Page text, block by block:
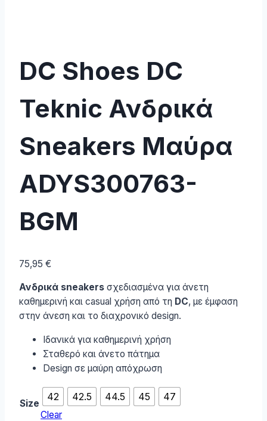
DC Shoes DC
Teknic Ανδρικά
Sneakers Μαύρα
ADYS300763-
BGM
75,95 €
Ανδρικά sneakers σχεδιασμένα για άνετη
καθημερινή και casual χρήση από τη DC, με έμφαση
στην άνεση και το διαχρονικό design.
Ιδανικά για καθημερινή χρήση
Σταθερό και άνετο πάτημα
Design σε μαύρη απόχρωση
Size
42 42.5 44.5 45 47
Clear